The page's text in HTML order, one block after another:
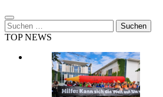
Suchen
nach:
TOP NEWS